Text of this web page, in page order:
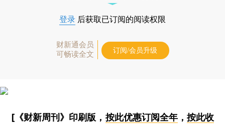
登录 后获取已订阅的阅读权限
财新通会员
可畅读全文
订阅/会员升级
[《财新周刊》印刷版， 按此优惠订阅全年， 按此收